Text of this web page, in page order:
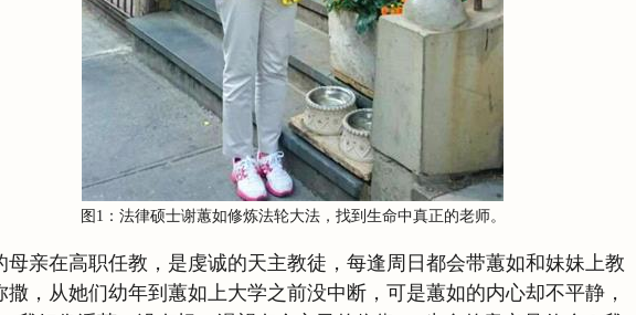
图1：法律硕士谢蕙如修炼法轮大法，找到生命中真正的老师。
母亲在高职任教，是虔诚的天主教徒，每逢周日都会带蕙如和妹妹上教
撒，从她们幼年到蕙如上大学之前没中断，可是蕙如的内心却不平静，